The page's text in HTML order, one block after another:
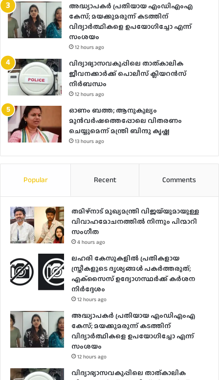
അദ്ധ്യാപകർ പ്രതിയായ എംഡിഎംഎ
കേസ്; മയക്കുമരുന്ന് കടത്തിന്
വിദ്യാർത്ഥികളെ ഉപയോ​ഗിച്ചോ എന്ന്
സംശയം
12 hours ago
വിദ്യാഭ്യാസവകുപ്പിലെ താത്കാലിക
ജീവനക്കാർക്ക് പൊലീസ് ക്ലിയറൻസ്
നിർബന്ധം
12 hours ago
ഓണം ബത്ത; ആനുകൂല്യം
മുൻവർഷത്തെപ്പോലെ വിതരണം
ചെയ്യുമെന്ന് മന്ത്രി ബിന്ദു കൃഷ്ണ
13 hours ago
Popular Recent Comments
തമിഴ്നാട് മുഖ്യമന്ത്രി വിജയ്‌യുമായുള്ള
വിവാഹമോചനത്തിൽ നിന്നും പിന്മാറി
സം​ഗീത
4 hours ago
ലഹരി കേസുകളിൽ പ്രതികളായ
സ്ത്രീകളുടെ ദൃശ്യങ്ങൾ പകർത്തരുത്;
എക്‌സൈസ് ഉദ്യോഗസ്ഥർക്ക് കർശന
നിർദ്ദേശം
12 hours ago
അദ്ധ്യാപകർ പ്രതിയായ എംഡിഎംഎ
കേസ്; മയക്കുമരുന്ന് കടത്തിന്
വിദ്യാർത്ഥികളെ ഉപയോ​ഗിച്ചോ എന്ന്
സംശയം
12 hours ago
വിദ്യാഭ്യാസവകുപ്പിലെ താത്കാലിക